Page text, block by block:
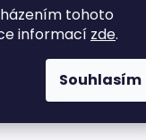
tohoto
informací zde.
Souhlasím
technologie a 18
zkušeností!